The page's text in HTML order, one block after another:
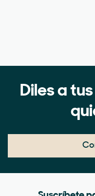
Diles a